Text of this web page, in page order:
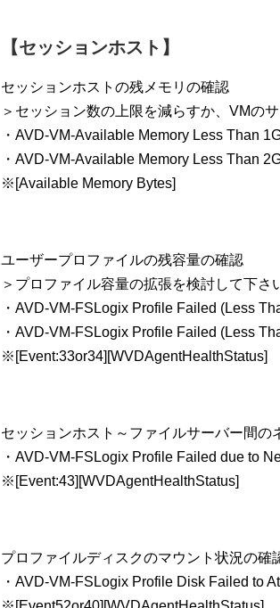
【セッションホスト】
セッションホストの残メモリの確認
＞セッション数の上限を減らすか、VMの
・AVD-VM-Available Memory Less Than
・AVD-VM-Available Memory Less Than
※[Available Memory Bytes]
ユーザープロファイルの残容量の確認
＞プロファイル容量の拡張を検討して下さ
・AVD-VM-FSLogix Profile Failed (Less
・AVD-VM-FSLogix Profile Failed (Less
※[Event:33or34][WVDAgentHealthStatus]
セッションホスト～ファイルサーバー間の
・AVD-VM-FSLogix Profile Failed due to
※[Event:43][WVDAgentHealthStatus]
プロファイルディスクのマウント状況の確
・AVD-VM-FSLogix Profile Disk Failed to